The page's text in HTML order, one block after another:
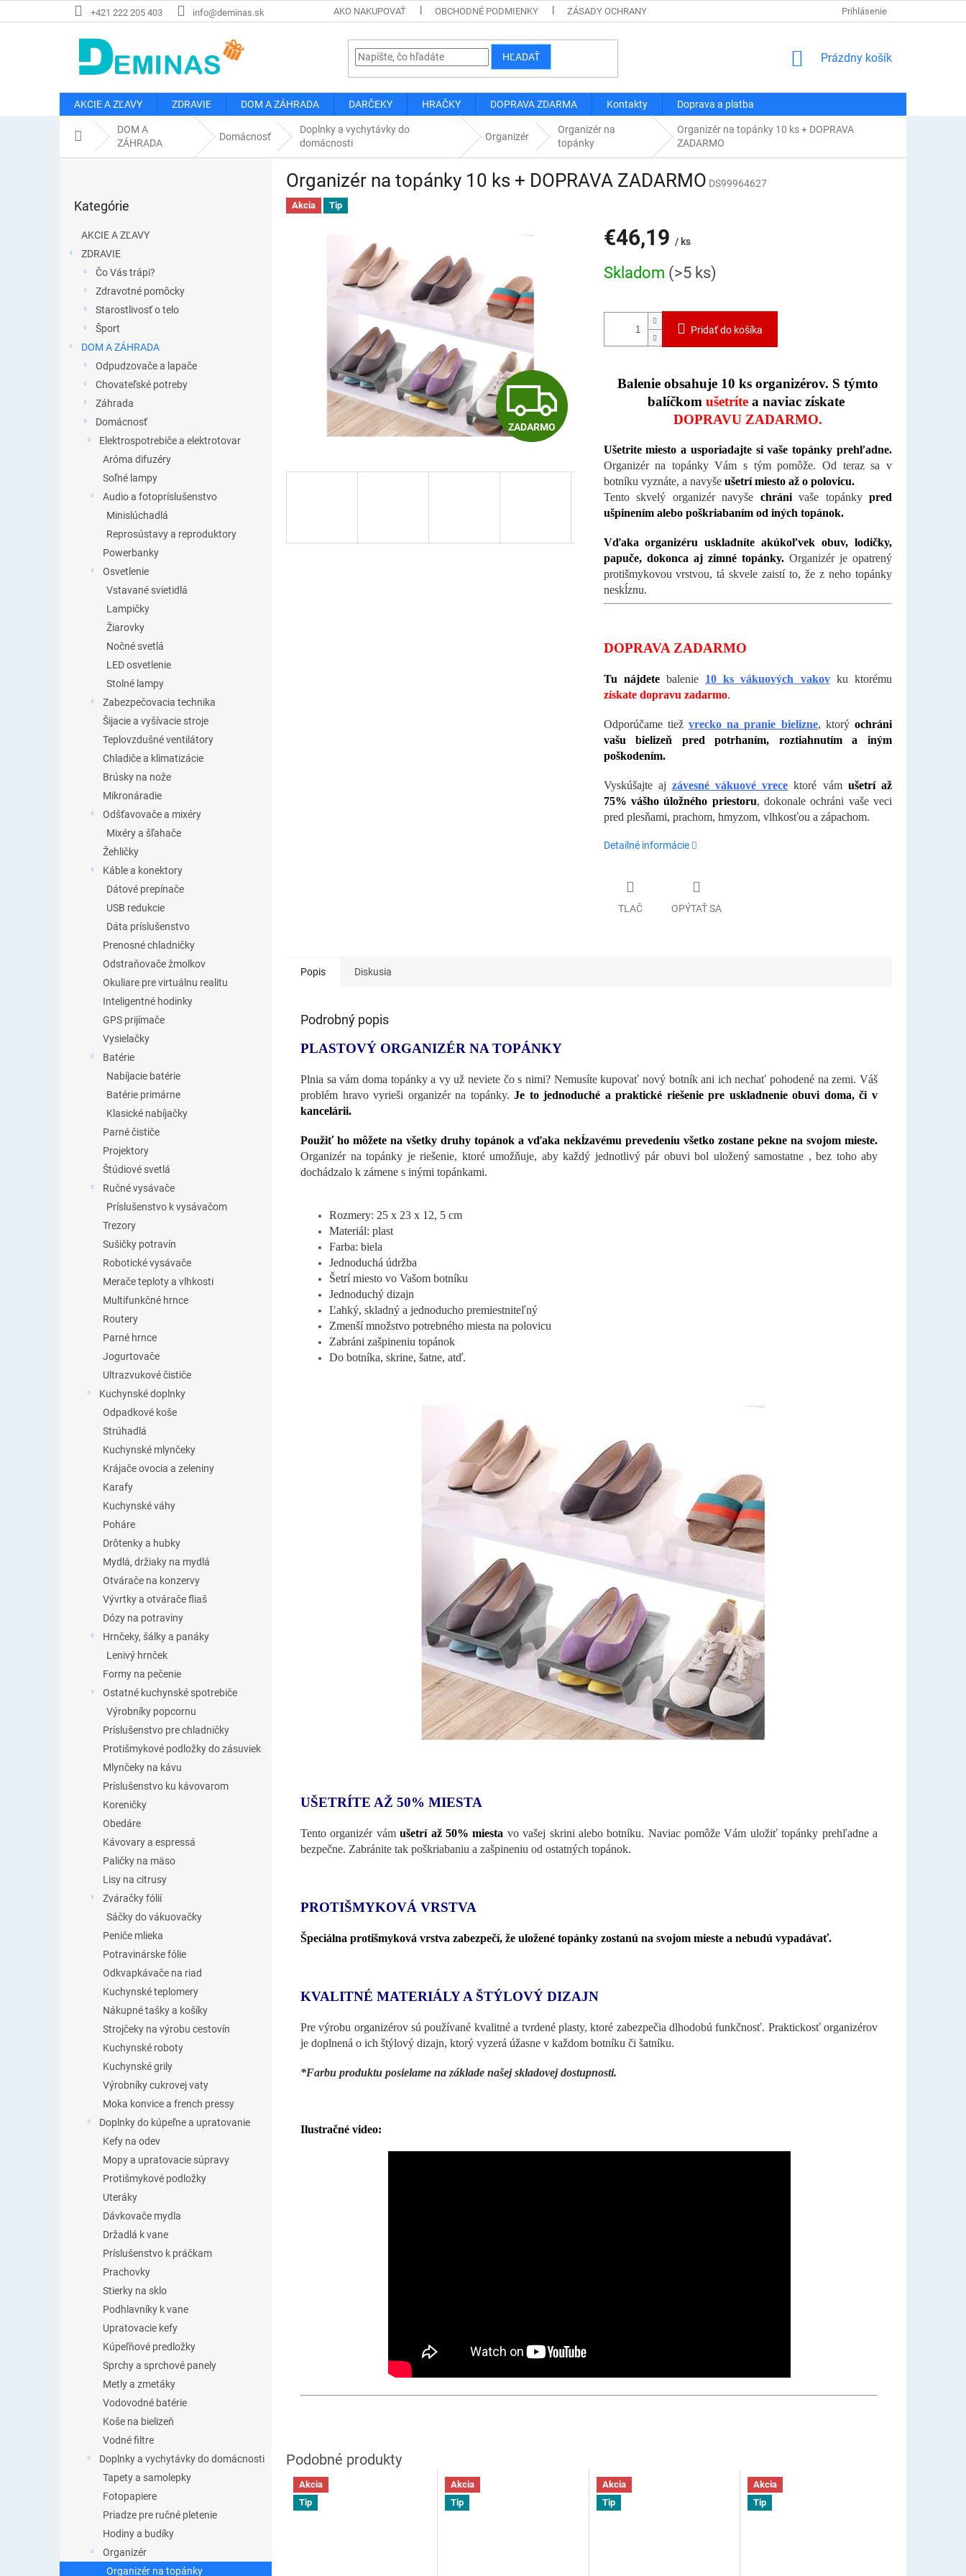
na
+421 222 205 403 info@deminas.sk AKO NAKUPOVAŤ OBCHODNÉ PODMIENKY ZÁSADY OCHRANY OSOBNÝCH ÚDAJOV DOPRAVA A PLATBA REKLAMÁCIA A
Prihlásenie
HĽADAŤ
NÁKUPNÝ
Prázdny košík
AKCIE A ZĽAVY ZDRAVIE DOM A ZÁHRADA DARČEKY HRAČKY DOPRAVA ZDARMA Kontakty Doprava a platba
Domov
DOM A
ZÁHRADA
Domácnosť
Doplnky a vychytávky do
domácnosti
Organizér
Organizér na
topánky
Organizér na topánky 10 ks + DOPRAVA
ZADARMO
kategórie
Kategórie
AKCIE A ZĽAVY
ZDRAVIE
Čo Vás trápi?
Zdravotné pomôcky
Starostlivosť o telo
Šport
DOM A ZÁHRADA
Odpudzovače a lapače
Chovateľské potreby
Záhrada
Domácnosť
Elektrospotrebiče a elektrotovar
Aróma difuzéry
Soľné lampy
Audio a fotopríslušenstvo
Minislúchadlá
Reprosústavy a reproduktory
Powerbanky
Osvetlenie
Vstavané svietidlá
Lampičky
Žiarovky
Nočné svetlá
LED osvetlenie
Stolné lampy
Zabezpečovacia technika
Šijacie a vyšívacie stroje
Teplovzdušné ventilátory
Chladiče a klimatizácie
Brúsky na nože
Mikronáradie
Odšťavovače a mixéry
Mixéry a šľahače
Žehličky
Káble a konektory
Dátové prepínače
USB redukcie
Dáta príslušenstvo
Prenosné chladničky
Odstraňovače žmolkov
Okuliare pre virtuálnu realitu
Inteligentné hodinky
GPS prijímače
Vysielačky
Batérie
Nabíjacie batérie
Batérie primárne
Klasické nabíjačky
Parné čističe
Projektory
Štúdiové svetlá
Ručné vysávače
Príslušenstvo k vysávačom
Trezory
Sušičky potravín
Robotické vysávače
Merače teploty a vlhkosti
Multifunkčné hrnce
Routery
Parné hrnce
Jogurtovače
Ultrazvukové čističe
Kuchynské doplnky
Odpadkové koše
Strúhadlá
Kuchynské mlynčeky
Krájače ovocia a zeleniny
Karafy
Kuchynské váhy
Poháre
Drôtenky a hubky
Mydlá, držiaky na mydlá
Otvárače na konzervy
Vývrtky a otvárače fliaš
Dózy na potraviny
Hrnčeky, šálky a panáky
Lenivý hrnček
Formy na pečenie
Ostatné kuchynské spotrebiče
Výrobníky popcornu
Príslušenstvo pre chladničky
Protišmykové podložky do zásuviek
Mlynčeky na kávu
Príslušenstvo ku kávovarom
Koreničky
Obedáre
Kávovary a espressá
Paličky na mäso
Lisy na citrusy
Zváračky fólií
Sáčky do vákuovačky
Peniče mlieka
Potravinárske fólie
Odkvapkávače na riad
Kuchynské teplomery
Nákupné tašky a košíky
Strojčeky na výrobu cestovín
Kuchynské roboty
Kuchynské grily
Výrobníky cukrovej vaty
Moka konvice a french pressy
Doplnky do kúpeľne a upratovanie
Kefy na odev
Mopy a upratovacie súpravy
Protišmykové podložky
Uteráky
Dávkovače mydla
Držadlá k vane
Príslušenstvo k práčkam
Prachovky
Stierky na sklo
Podhlavníky k vane
Upratovacie kefy
Kúpeľňové predložky
Sprchy a sprchové panely
Metly a zmetáky
Vodovodné batérie
Koše na bielizeň
Vodné filtre
Doplnky a vychytávky do domácnosti
Tapety a samolepky
Fotopapiere
Priadze pre ručné pletenie
Hodiny a budíky
Organizér
Organizér na topánky
Organizér na topánky 10 ks + DOPRAVA ZADARMO DS99964627
Akcia Tip
Z
A
A
ZADARMO
€46,19 / ks
cena:
Skladom (>5 ks)
Pridať do košíka
Balenie obsahuje 10 ks organizérov. S týmto
balíčkom ušetrítea naviac získate
DOPRAVU ZADARMO.
Ušetrite miesto a usporiadajte si vaše topánky prehľadne.
Organizér na topánky Vám s tým pomôže. Od teraz sa v
botníku vyznáte, a navyše ušetrí miesto až o polovicu.
Tento skvelý organizér navyše chráni vaše topánky pred
ušpinením alebo poškriabaním od iných topánok.
Vďaka organizéru uskladníte akúkoľvek obuv, lodičky,
papuče, dokonca aj zimné topánky.Organizér je opatrený
protišmykovou vrstvou, tá skvele zaistí to, že z neho topánky
neskĺznu.
DOPRAVA ZADARMO
Tu nájdetebalenie 10 ks vákuových vakovku ktorému
získate dopravu zadarmo.
Odporúčame tiež vrecko na pranie bielizne, ktorýochráni
vašu bielizeň pred potrhaním, roztiahnutím a iným
poškodením.
Vyskúšajte aj závesné vákuové vrece ktoré vám ušetrí až
75% vášho úložného priestoru, dokonale ochráni vaše veci
pred plesňami, prachom, hmyzom, vlhkosťou a zápachom.
Detailné informácie
TLAČ OPÝTAŤ SA
Popis Diskusia
Podrobný popis
PLASTOVÝ ORGANIZÉR NA TOPÁNKY
Plnia sa vám doma topánky a vy už neviete čo s nimi? Nemusíte kupovať nový botník ani ich nechať pohodené na zemi. Váš
problém hravo vyrieši organizér na topánky.Je to jednoduché a praktické riešenie pre uskladnenie obuvi doma, či v
kancelárii.
Použiť ho môžete na všetky druhy topánok a vďaka nekĺzavému prevedeniu všetko zostane pekne na svojom mieste.
Organizér na topánky je riešenie, ktoré umožňuje, aby každý jednotlivý pár obuvi bol uložený samostatne , bez toho aby
dochádzalo k zámene s inými topánkami.
Rozmery: 25 x 23 x 12, 5 cm
Materiál: plast
Farba: biela
Jednoduchá údržba
Šetrí miesto vo Vašom botníku
Jednoduchý dizajn
Ľahký, skladný a jednoducho premiestniteľný
Zmenší množstvo potrebného miesta na polovicu
Zabráni zašpineniu topánok
Do botníka, skrine, šatne, atď.
UŠETRÍTE AŽ 50% MIESTA
Tento organizér vámušetrí až 50% miesta vo vašej skrini alebo botníku. Naviac pomôže Vám uložiť topánky prehľadne a
bezpečne. Zabránite tak poškriabaniu a zašpineniu od ostatných topánok.
PROTIŠMYKOVÁ VRSTVA
Špeciálna protišmyková vrstva zabezpečí, že uložené topánky zostanú na svojom mieste a nebudú vypadávať.
KVALITNÉ MATERIÁLY A ŠTÝLOVÝ DIZAJN
Pre výrobu organizérov sú používané kvalitné a tvrdené plasty, ktoré zabezpečia dlhodobú funkčnosť. Praktickosť organizérov
je doplnená o ich štýlový dizajn, ktorý vyzerá úžasne v každom botníku či šatníku.
*Farbu produktu posielame na základe našej skladovej dostupnosti.
Ilustračné video:
Akcia
Tip
Akcia
Tip
Akcia
Tip
Akcia
Tip